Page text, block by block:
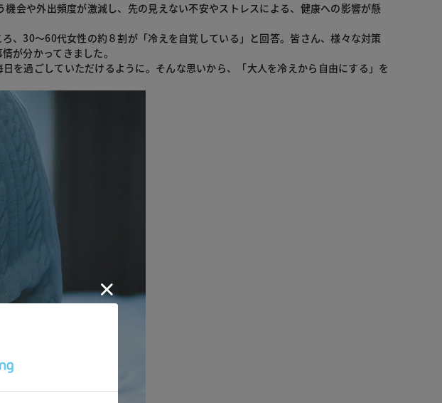
会や外出頻度が激減し、先の見えない不安やストレスによる、健康への影響が懸
、30～60代女性の約８割が「冷えを自覚している」と回答。皆さん、様々な対策
が分かってきました。
を過ごしていただけるように。そんな思いから、「大人を冷えから自由にする」を